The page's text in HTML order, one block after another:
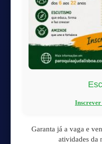
Quick links
Transmissão Online
Calendário Paroquial

1300-100 Lisboa
Inscrever
Garanta já a vaga e
atividades da